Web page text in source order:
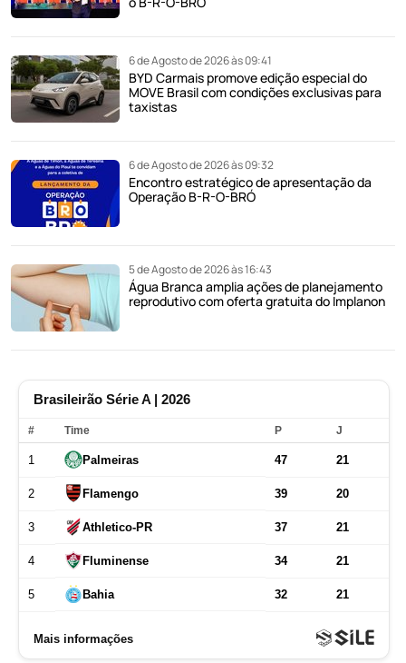
6 de Agosto de 2026 às 09:41
BYD Carmais promove edição especial do
MOVE Brasil com condições exclusivas para
taxistas
6 de Agosto de 2026 às 09:32
Encontro estratégico de apresentação da
Operação B-R-O-BRÓ
5 de Agosto de 2026 às 16:43
Água Branca amplia ações de planejamento
reprodutivo com oferta gratuita do Implanon